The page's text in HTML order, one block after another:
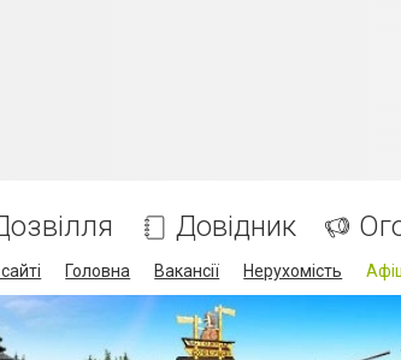
Довідник
Головна Вакансії Нерухомість